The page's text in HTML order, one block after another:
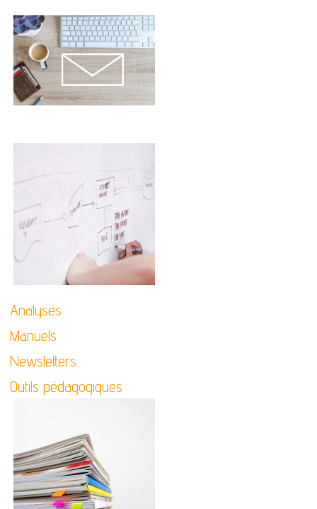
Analyses
Manuels
Newsletters
Outils pédagogiques